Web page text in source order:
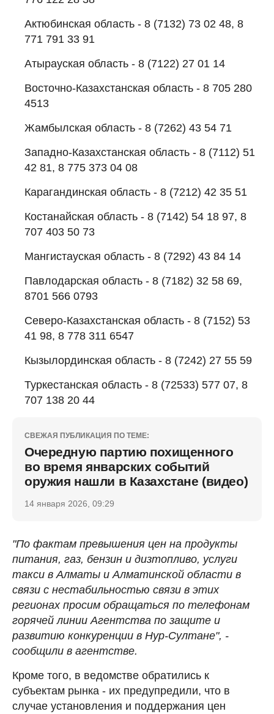
Актюбинская область - 8 (7132) 73 02 48, 8
771 791 33 91
Атырауская область - 8 (7122) 27 01 14
Восточно-Казахстанская область - 8 705 280
4513
Жамбылская область - 8 (7262) 43 54 71
Западно-Казахстанская область - 8 (7112) 51
42 81, 8 775 373 04 08
Карагандинская область - 8 (7212) 42 35 51
Костанайская область - 8 (7142) 54 18 97, 8
707 403 50 73
Мангистауская область - 8 (7292) 43 84 14
Павлодарская область - 8 (7182) 32 58 69,
8701 566 0793
Северо-Казахстанская область - 8 (7152) 53
41 98, 8 778 311 6547
Кызылординская область - 8 (7242) 27 55 59
Туркестанская область - 8 (72533) 577 07, 8
707 138 20 44
СВЕЖАЯ ПУБЛИКАЦИЯ ПО ТЕМЕ:
Очередную партию похищенного
во время январских событий
оружия нашли в Казахстане (видео)
14 января 2026, 09:29
"По фактам превышения цен на продукты
питания, газ, бензин и дизтопливо, услуги
такси в Алматы и Алматинской области в
связи с нестабильностью связи в этих
регионах просим обращаться по телефонам
горячей линии Агентства по защите и
развитию конкуренции в Нур-Султане", -
сообщили в агентстве.
Кроме того, в ведомстве обратились к
субъектам рынка - их предупредили, что в
случае установления и поддержания цен